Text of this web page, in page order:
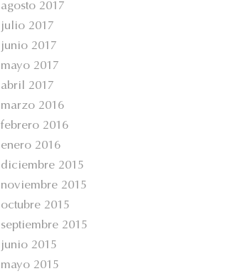
agosto 2017
julio 2017
junio 2017
mayo 2017
abril 2017
marzo 2016
febrero 2016
enero 2016
diciembre 2015
noviembre 2015
octubre 2015
septiembre 2015
junio 2015
mayo 2015